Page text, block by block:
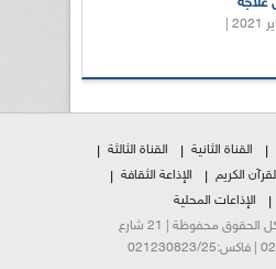
القناة الثانية
القناة الثالثة
الكريم
الإذاعة الثقافة
الإذاعات المحلية
© 2026 الإذاعة الجزائرية. كل الحقوق محفوظة | 21 شارع